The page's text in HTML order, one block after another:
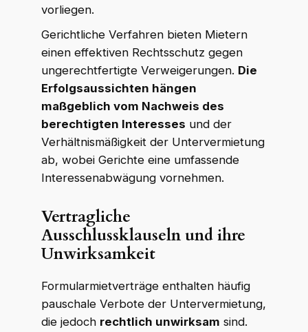
vorliegen.
Gerichtliche Verfahren bieten Mietern
einen effektiven Rechtsschutz gegen
ungerechtfertigte Verweigerungen. Die
Erfolgsaussichten hängen
maßgeblich vom Nachweis des
berechtigten Interesses und der
Verhältnismäßigkeit der Untervermietung
ab, wobei Gerichte eine umfassende
Interessenabwägung vornehmen.
Vertragliche
Ausschlussklauseln und ihre
Unwirksamkeit
Formularmietverträge enthalten häufig
pauschale Verbote der Untervermietung,
die jedoch rechtlich unwirksam sind.